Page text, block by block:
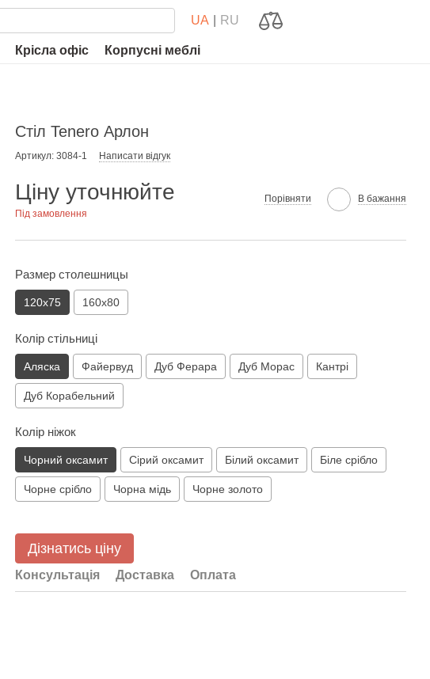
UA RU
Крісла офіс Корпусні меблі
Стіл Tenero Арлон
Артикул: 3084-1 Написати відгук
Ціну уточнюйте
Під замовлення
Порівняти В бажання
Размер столешницы
120х75 160х80
Колір стільниці
Аляска Файервуд Дуб Ферара Дуб Морас Кантрі
Дуб Корабельний
Колір ніжок
Чорний оксамит Сірий оксамит Білий оксамит Біле срібло
Чорне срібло Чорна мідь Чорне золото
Дізнатись ціну
Консультація Доставка Оплата